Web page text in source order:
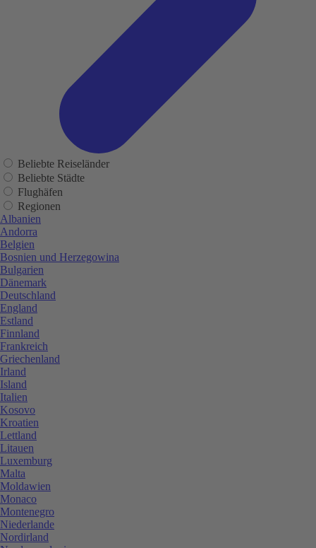
Beliebte Reiseländer
Beliebte Städte
Flughäfen
Regionen
Albanien
Andorra
Belgien
Bosnien und Herzegowina
Bulgarien
Dänemark
Deutschland
England
Estland
Finnland
Frankreich
Griechenland
Irland
Island
Italien
Kosovo
Kroatien
Lettland
Litauen
Luxemburg
Malta
Moldawien
Monaco
Montenegro
Niederlande
Nordirland